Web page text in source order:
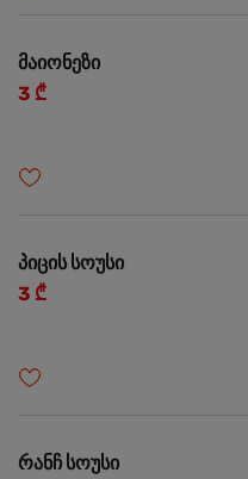
მაიონეზი
3 ₾
პიცის სოუსი
3 ₾
რანჩ სოუსი